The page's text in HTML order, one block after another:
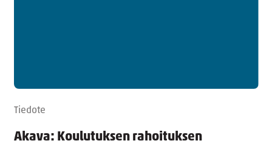
Tiedote
Akava: Koulutuksen rahoituksen